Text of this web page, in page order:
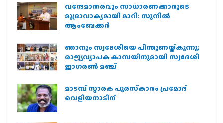
വന്ദേമാതരവും സാധാരണക്കാരുടെ
മുദ്രാവാക്യമായി മാറി: സുനിൽ
ആംബേക്കർ
ഞാനും സ്വദേശിയെ പിന്തുണയ്ക്കുന്നു;
രാജ്യവ്യാപക കാമ്പയിനുമായി സ്വദേശി
ജാഗരണ്‍ മഞ്ച്
മാടമ്പ് സ്മാരക പുരസ്‌കാരം പ്രമോദ്
വെളിയനാടിന്